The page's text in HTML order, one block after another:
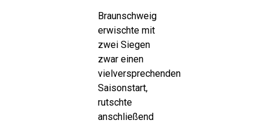
Braunschweig
erwischte mit
zwei Siegen
zwar einen
vielversprechenden
Saisonstart,
rutschte
anschließend